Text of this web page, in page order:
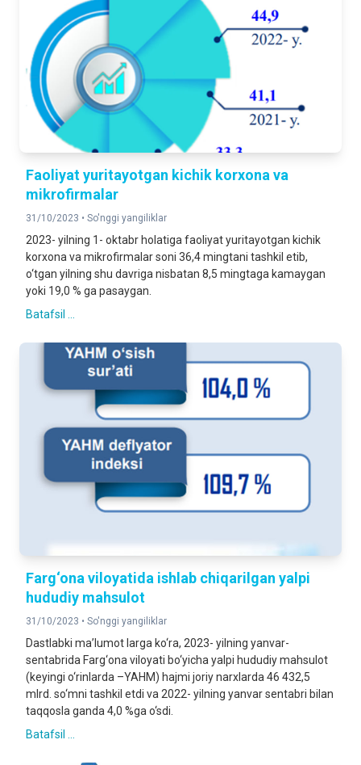
Faoliyat yuritayotgan kichik korxona va
mikrofirmalar
31/10/2023 • So'nggi yangiliklar
2023- yilning 1- oktabr holatiga faoliyat yuritayotgan kichik
korxona va mikrofirmalar soni 36,4 mingtani tashkil etib,
o‘tgan yilning shu davriga nisbatan 8,5 mingtaga kamaygan
yoki 19,0 % ga pasaygan.
Batafsil ...
Farg‘ona viloyatida ishlab chiqarilgan yalpi
hududiy mahsulot
31/10/2023 • So'nggi yangiliklar
Dastlabki ma’lumot larga ko‘ra, 2023- yilning yanvar-
sentabrida Farg‘ona viloyati bo‘yicha yalpi hududiy mahsulot
(keyingi o‘rinlarda –YAHM) hajmi joriy narxlarda 46 432,5
mlrd. so‘mni tashkil etdi va 2022- yilning yanvar sentabri bilan
taqqosla ganda 4,0 %ga o‘sdi.
Batafsil ...